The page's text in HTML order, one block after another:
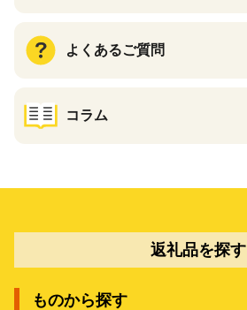
よくあるご質問
コラム
返礼品を探す
ものから探す